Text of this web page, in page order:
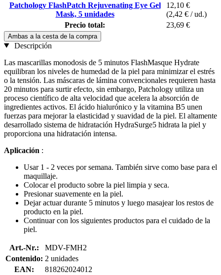
Patchology FlashPatch Rejuvenating Eye Gel
Mask, 5 unidades
12,10 €
(2,42 € / ud.)
Precio total:
23,69 €
Ambas a la cesta de la compra
Descripción
Las mascarillas monodosis de 5 minutos FlashMasque Hydrate
equilibran los niveles de humedad de la piel para minimizar el estrés
o la tensión. Las máscaras de lámina convencionales requieren hasta
20 minutos para surtir efecto, sin embargo, Patchology utiliza un
proceso científico de alta velocidad que acelera la absorción de
ingredientes activos. El ácido hialurónico y la vitamina B5 unen
fuerzas para mejorar la elasticidad y suavidad de la piel. El altamente
desarrollado sistema de hidratación HydraSurge5 hidrata la piel y
proporciona una hidratación intensa.
Aplicación :
Usar 1 - 2 veces por semana. También sirve como base para el
maquillaje.
Colocar el producto sobre la piel limpia y seca.
Presionar suavemente en la piel.
Dejar actuar durante 5 minutos y luego masajear los restos de
producto en la piel.
Continuar con los siguientes productos para el cuidado de la
piel.
Art.-Nr.:
MDV-FMH2
Contenido: 2 unidades
EAN:
818262024012